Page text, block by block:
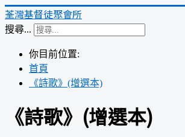
荃灣基督徒聚會所
搜尋...
你目前位置:
首頁
《詩歌》(增選本)
《詩歌》(增選本)